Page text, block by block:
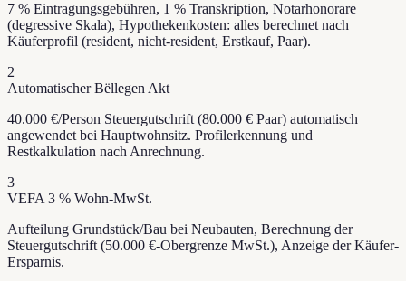
7 % Eintragungsgebühren, 1 % Transkription, Notarhonorare
(degressive Skala), Hypothekenkosten: alles berechnet nach
Käuferprofil (resident, nicht-resident, Erstkauf, Paar).
2
Automatischer Bëllegen Akt
40.000 €/Person Steuergutschrift (80.000 € Paar) automatisch
angewendet bei Hauptwohnsitz. Profilerkennung und
Restkalkulation nach Anrechnung.
3
VEFA 3 % Wohn-MwSt.
Aufteilung Grundstück/Bau bei Neubauten, Berechnung der
Steuergutschrift (50.000 €-Obergrenze MwSt.), Anzeige der Käufer-
Ersparnis.